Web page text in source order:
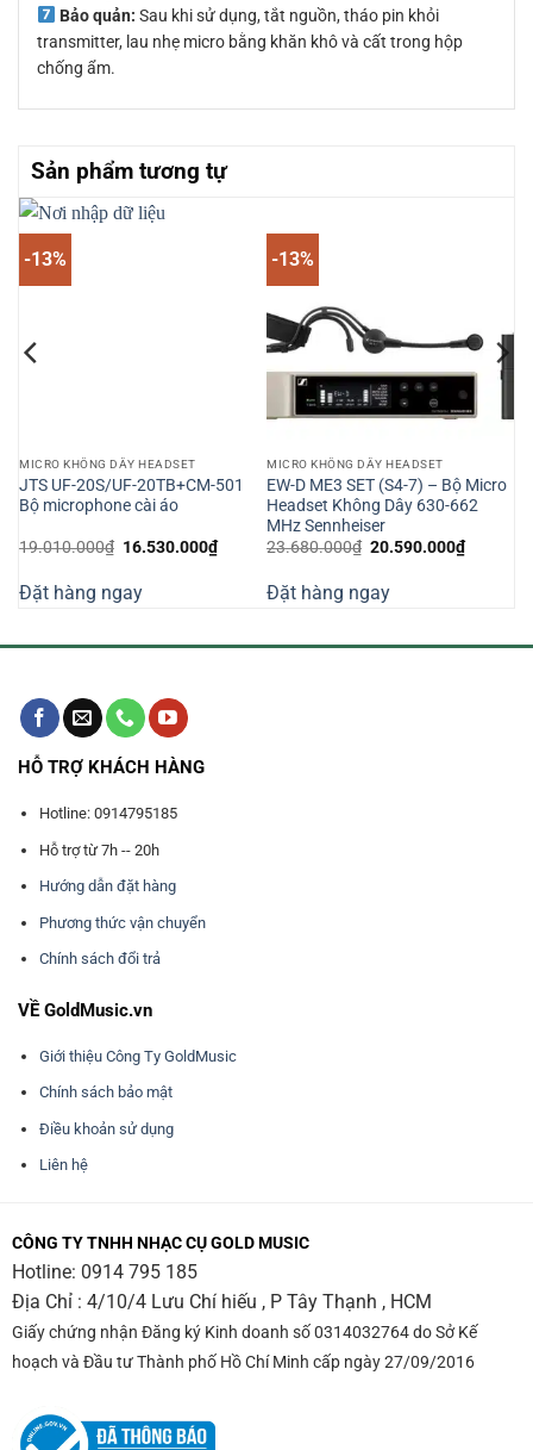
Bảo quản: Sau khi sử dụng, tắt nguồn, tháo pin khỏi
transmitter, lau nhẹ micro bằng khăn khô và cất trong hộp
chống ẩm.
Sản phẩm tương tự
-13%
MICRO KHÔNG DÂY HEADSET
JTS UF-20S/UF-20TB+CM-501
Bộ microphone cài áo
19.010.000₫ Giá
19.010.000₫.
16.530.000₫Giá
hiện
16.530.000₫.
Đặt hàng ngay
-13%
MICRO KHÔNG DÂY HEADSET
EW-D ME3 SET (S4-7) – Bộ Micro
Headset Không Dây 630-662
MHz Sennheiser
23.680.000₫ Giá
23.680.000₫.
20.590.000₫Giá
hiện
Đặt hàng ngay
HỖ TRỢ KHÁCH HÀNG
Hotline: 0914795185
Hỗ trợ từ 7h -- 20h
Hướng dẫn đặt hàng
Phương thức vận chuyển
Chính sách đổi trả
VỀ GoldMusic.vn
Giới thiệu Công Ty GoldMusic
Chính sách bảo mật
Điều khoản sử dụng
Liên hệ
CÔNG TY TNHH NHẠC CỤ GOLD MUSIC
Hotline: 0914 795 185
Địa Chỉ : 4/10/4 Lưu Chí hiếu , P Tây Thạnh , HCM
Giấy chứng nhận Đăng ký Kinh doanh số 0314032764 do Sở Kế
hoạch và Đầu tư Thành phố Hồ Chí Minh cấp ngày 27/09/2016